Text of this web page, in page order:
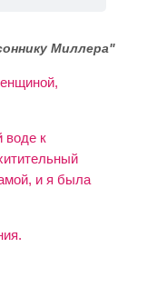
Миллера"
воде к
и я была